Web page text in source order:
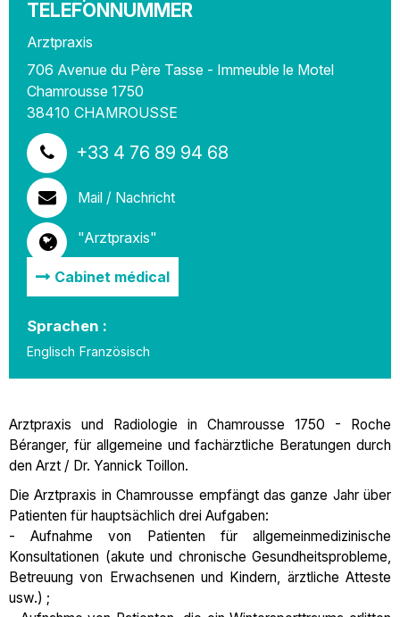
TELEFONNUMMER
Arztpraxis
706 Avenue du Père Tasse - Immeuble le Motel
Chamrousse 1750
38410 CHAMROUSSE
+33 4 76 89 94 68
Mail / Nachricht
"Arztpraxis"
Cabinet médical
Sprachen :
Englisch Französisch
Arztpraxis und Radiologie in Chamrousse 1750 - Roche
Béranger, für allgemeine und fachärztliche Beratungen durch
den Arzt / Dr. Yannick Toillon.
Die Arztpraxis in Chamrousse empfängt das ganze Jahr über
Patienten für hauptsächlich drei Aufgaben:
- Aufnahme von Patienten für allgemeinmedizinische
Konsultationen (akute und chronische Gesundheitsprobleme,
Betreuung von Erwachsenen und Kindern, ärztliche Atteste
usw.) ;